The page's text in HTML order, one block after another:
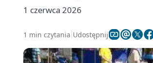
1 czerwca 2026
1 min czytania Udostępnij